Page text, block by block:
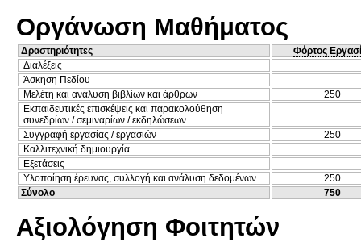
Οργάνωση Μαθήματος
Δραστηριότητες
Φόρτος
Διαλέξεις
Άσκηση Πεδίου
Μελέτη και ανάλυση βιβλίων και άρθρων
250
Εκπαιδευτικές επισκέψεις και παρακολούθηση
συνεδρίων / σεμιναρίων / εκδηλώσεων
Συγγραφή εργασίας / εργασιών
250
Καλλιτεχνική δημιουργία
Εξετάσεις
Υλοποίηση έρευνας, συλλογή και ανάλυση δεδομένων
250
Σύνολο
750
Αξιολόγηση Φοιτητών